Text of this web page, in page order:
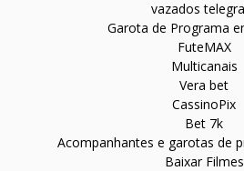
vazados
Garota de Programa
FuteMAX
Multicanais
Vera bet
CassinoPix
Bet 7k
Acompanhantes e garotas de
Baixar Filmes